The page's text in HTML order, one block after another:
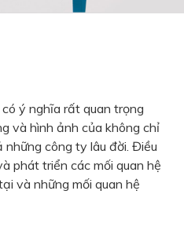
Đen
Xanh lá
Vàng
Tím
ý nghĩa rất quan trọng
và hình ảnh của không chỉ
công ty lâu đời. Điều
phát triển các mối quan hệ
và những mối quan hệ